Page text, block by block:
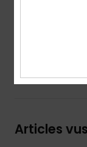
Livraison &
Articles